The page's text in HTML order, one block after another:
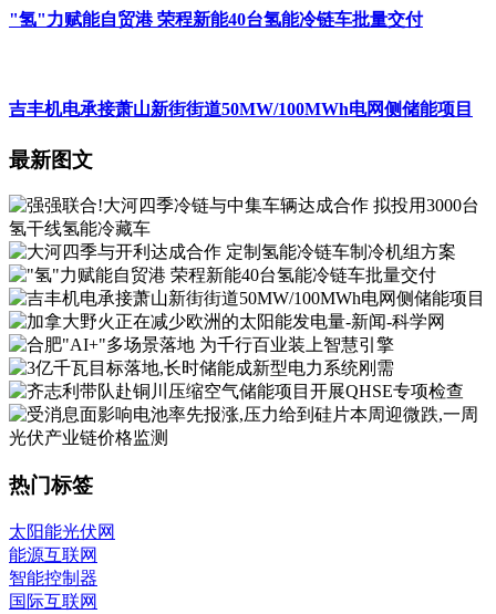
"氢"力赋能自贸港 荣程新能40台氢能冷链车批量交付
吉丰机电承接萧山新街街道50MW/100MWh电网侧储能项目
最新图文
热门标签
太阳能光伏网
能源互联网
智能控制器
国际互联网